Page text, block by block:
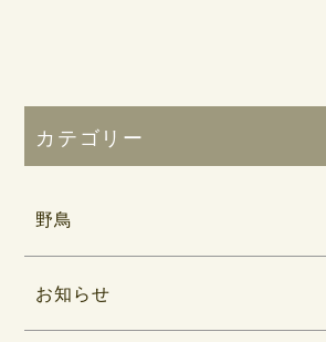
カテゴリー
野鳥
お知らせ